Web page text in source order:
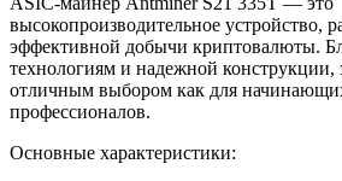
высокопроизводительное устройство,
эффективной добычи криптовалюты.
технологиям и надежной конструкции,
отличным выбором как для
профессионалов.
Основные характеристики: